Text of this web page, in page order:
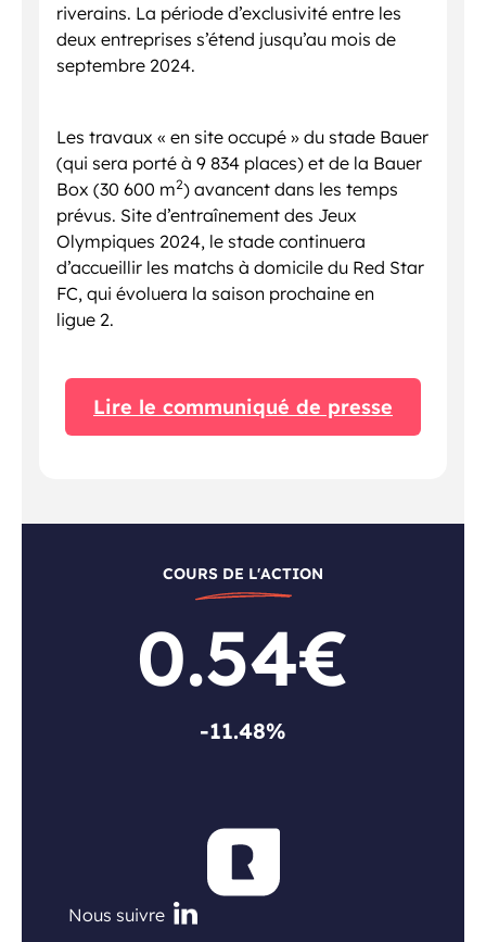
riverains. La période d’exclusivité entre les
deux entreprises s’étend jusqu’au mois de
septembre 2024.
Les travaux « en site occupé » du stade Bauer
(qui sera porté à 9 834 places) et de la Bauer
Box (30 600 m2) avancent dans les temps
prévus. Site d’entraînement des Jeux
Olympiques 2024, le stade continuera
d’accueillir les matchs à domicile du Red Star
FC, qui évoluera la saison prochaine en
ligue 2.
Lire le communiqué de presse
COURS DE L'ACTION
0.54€
-11.48%
Nous suivre